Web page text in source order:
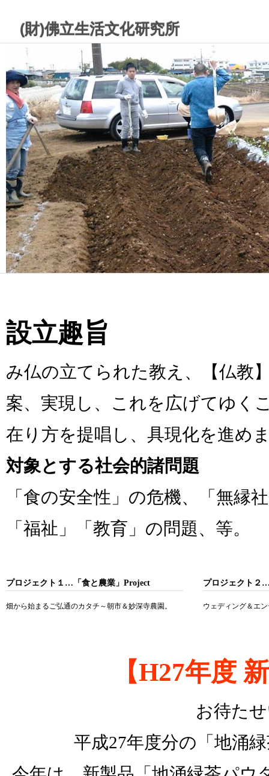
(財)佛立生活文化研究所
設立趣旨
み仏の立てられた教え、【仏教
案、実現し、これを広げてゆく
在り方を提唱し、具現化を進め
対象とする社会的諸問題
「食の安全性」の危機、「無縁
「福祉」「教育」の問題、等。
プロジェクト１…「食と農業」Project
畑から始まるご弘通のカタチ～朝市＆妙深寺農園。
プロジェクト２
ウェディング＆エ
【H27年度
お待た
平成27年度分の「地涌